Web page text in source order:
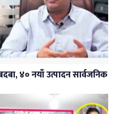
४० नयाँ उत्पादन सार्वजनिक